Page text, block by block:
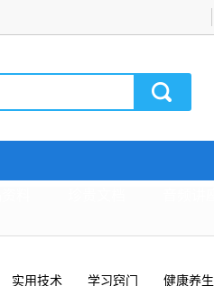
实用技术 学习窍门 健康养生